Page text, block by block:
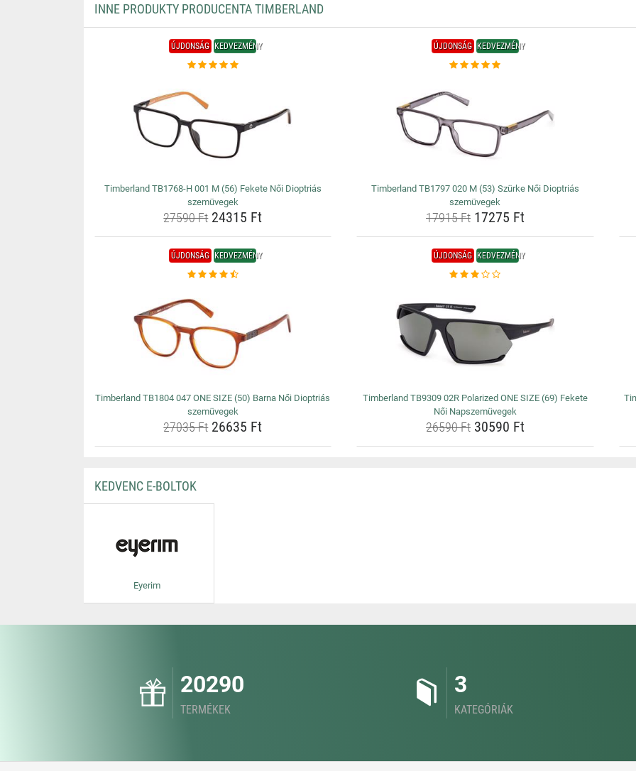
INNE PRODUKTY PRODUCENTA TIMBERLAND
ÚJDONSÁG KEDVEZMÉNY
Timberland TB1768-H 001 M (56) Fekete Női Dioptriás
szemüvegek
27590 Ft24315 Ft
ÚJDONSÁG KEDVEZMÉNY
Timberland TB1797 020 M (53) Szürke Női Dioptriás
szemüvegek
17915 Ft17275 Ft
ÚJDONSÁG KEDVEZMÉNY
Timberland TB1804 047 ONE SIZE (50) Barna Női Dioptriás
szemüvegek
27035 Ft26635 Ft
ÚJDONSÁG KEDVEZMÉNY
Timberland TB9309 02R Polarized ONE SIZE (69) Fekete
Női Napszemüvegek
26590 Ft30590 Ft
KEDVENC E-BOLTOK
Eyerim
20290
TERMÉKEK
3
KATEGÓRIÁK